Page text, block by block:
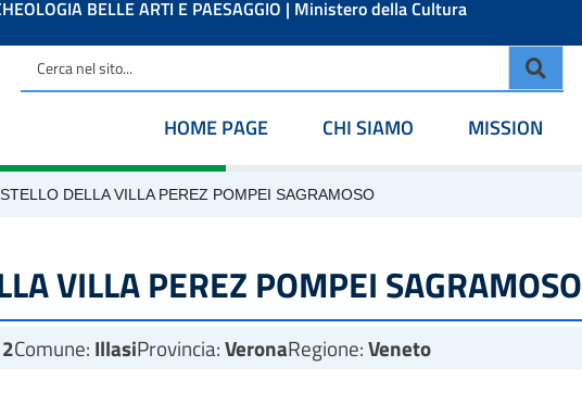
BELLE ARTI E PAESAGGIO | Ministero della Cultura
HOME PAGE CHI SIAMO MISSION
DELLA VILLA PEREZ POMPEI SAGRAMOSO
VILLA PEREZ POMPEI SAGRAMOSO
Comune: IllasiProvincia:VeronaRegione:Veneto